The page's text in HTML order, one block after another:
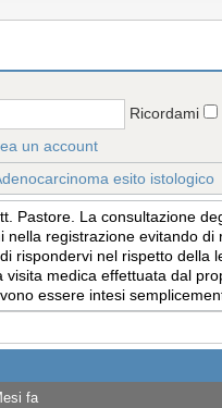
Ricordami
un account
esito istologico
Pastore. La consultazione
registrazione evitando
rispondervi nel rispetto
medica effettuata dal
essere intesi
fa